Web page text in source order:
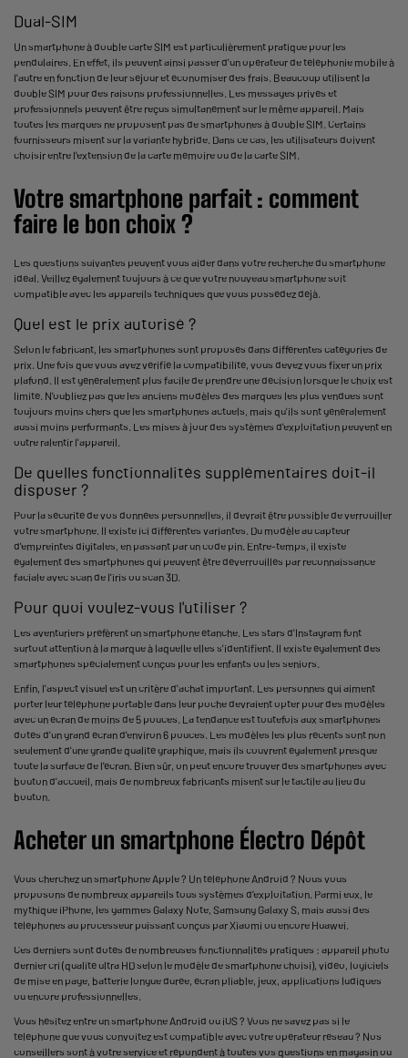
Dual-SIM
Un smartphone à double carte SIM est particulièrement pratique pour les
pendulaires. En effet, ils peuvent ainsi passer d'un opérateur de téléphonie mobile à
l'autre en fonction de leur séjour et économiser des frais. Beaucoup utilisent la
double SIM pour des raisons professionnelles. Les messages privés et
professionnels peuvent être reçus simultanément sur le même appareil. Mais
toutes les marques ne proposent pas de smartphones à double SIM. Certains
fournisseurs misent sur la variante hybride. Dans ce cas, les utilisateurs doivent
choisir entre l'extension de la carte mémoire ou de la carte SIM.
Votre smartphone parfait : comment
faire le bon choix ?
Les questions suivantes peuvent vous aider dans votre recherche du smartphone
idéal. Veillez également toujours à ce que votre nouveau smartphone soit
compatible avec les appareils techniques que vous possédez déjà.
Quel est le prix autorisé ?
Selon le fabricant, les smartphones sont proposés dans différentes catégories de
prix. Une fois que vous avez vérifié la compatibilité, vous devez vous fixer un prix
plafond. Il est généralement plus facile de prendre une décision lorsque le choix est
limité. N'oubliez pas que les anciens modèles des marques les plus vendues sont
toujours moins chers que les smartphones actuels, mais qu'ils sont généralement
aussi moins performants. Les mises à jour des systèmes d'exploitation peuvent en
outre ralentir l'appareil.
De quelles fonctionnalités supplémentaires doit-il
disposer ?
Pour la sécurité de vos données personnelles, il devrait être possible de verrouiller
votre smartphone. Il existe ici différentes variantes. Du modèle au capteur
d'empreintes digitales, en passant par un code pin. Entre-temps, il existe
également des smartphones qui peuvent être déverrouillés par reconnaissance
faciale avec scan de l'iris ou scan 3D.
Pour quoi voulez-vous l'utiliser ?
Les aventuriers préfèrent un smartphone étanche. Les stars d'Instagram font
surtout attention à la marque à laquelle elles s'identifient. Il existe également des
smartphones spécialement conçus pour les enfants ou les seniors.
Enfin, l'aspect visuel est un critère d'achat important. Les personnes qui aiment
porter leur téléphone portable dans leur poche devraient opter pour des modèles
avec un écran de moins de 5 pouces. La tendance est toutefois aux smartphones
dotés d'un grand écran d'environ 6 pouces. Les modèles les plus récents sont non
seulement d'une grande qualité graphique, mais ils couvrent également presque
toute la surface de l'écran. Bien sûr, on peut encore trouver des smartphones avec
bouton d'accueil, mais de nombreux fabricants misent sur le tactile au lieu du
bouton.
Acheter un smartphone Électro Dépôt
Vous cherchez un smartphone Apple ? Un téléphone Android ? Nous vous
proposons de nombreux appareils tous systèmes d’exploitation. Parmi eux, le
mythique iPhone, les gammes Galaxy Note, Samsung Galaxy S, mais aussi des
téléphones au processeur puissant conçus par Xiaomi ou encore Huawei.
Ces derniers sont dotés de nombreuses fonctionnalités pratiques : appareil photo
dernier cri (qualité ultra HD selon le modèle de smartphone choisi), vidéo, logiciels
de mise en page, batterie longue durée, écran pliable, jeux, applications ludiques
ou encore professionnelles.
Vous hésitez entre un smartphone Android ou iOS ? Vous ne savez pas si le
téléphone que vous convoitez est compatible avec votre opérateur réseau ? Nos
conseillers sont à votre service et répondent à toutes vos questions en magasin ou